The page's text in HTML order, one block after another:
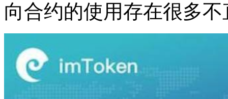
向合约的使用存在很多